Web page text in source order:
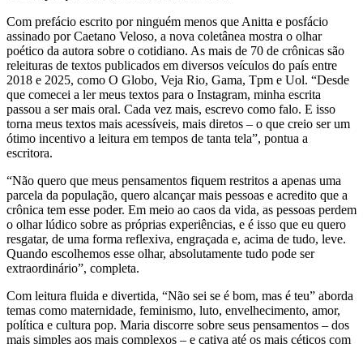
Com prefácio escrito por ninguém menos que Anitta e posfácio
assinado por Caetano Veloso, a nova coletânea mostra o olhar
poético da autora sobre o cotidiano. As mais de 70 de crônicas são
releituras de textos publicados em diversos veículos do país entre
2018 e 2025, como O Globo, Veja Rio, Gama, Tpm e Uol. “Desde
que comecei a ler meus textos para o Instagram, minha escrita
passou a ser mais oral. Cada vez mais, escrevo como falo. E isso
torna meus textos mais acessíveis, mais diretos – o que creio ser um
ótimo incentivo a leitura em tempos de tanta tela”, pontua a
escritora.
“Não quero que meus pensamentos fiquem restritos a apenas uma
parcela da população, quero alcançar mais pessoas e acredito que a
crônica tem esse poder. Em meio ao caos da vida, as pessoas perdem
o olhar lúdico sobre as próprias experiências, e é isso que eu quero
resgatar, de uma forma reflexiva, engraçada e, acima de tudo, leve.
Quando escolhemos esse olhar, absolutamente tudo pode ser
extraordinário”, completa.
Com leitura fluida e divertida, “Não sei se é bom, mas é teu” aborda
temas como maternidade, feminismo, luto, envelhecimento, amor,
política e cultura pop. Maria discorre sobre seus pensamentos – dos
mais simples aos mais complexos – e cativa até os mais céticos com